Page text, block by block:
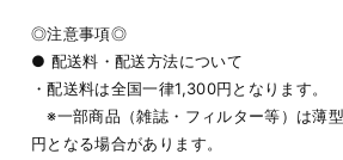
◎注意事項◎
● 配送料・配送方法について
・配送料は全国一律1,300円となります。
※一部商品（雑誌・フィルター等）は薄
円となる場合があります。